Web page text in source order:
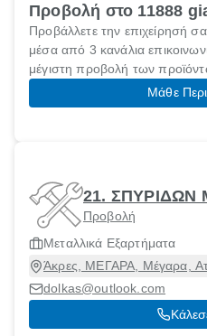
Προβολή στο 11888
Προβάλλετε την επιχείρησή
μέσα από 3 κανάλια
μέγιστη προβολή των
Μάθε
21.
Προβολή
Μεταλλικά Εξαρτήματα
Άκρες, ΜΕΓΑΡΑ, Μέγαρα,
dolkas@outlook.com